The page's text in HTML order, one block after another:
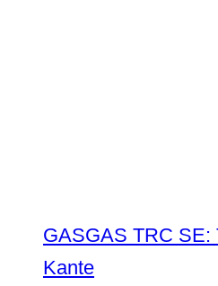
GASGAS TRC SE:
Kante